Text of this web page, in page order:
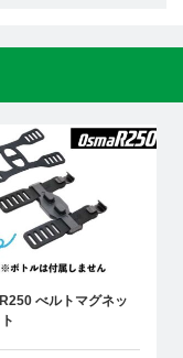
べルトマグネッ